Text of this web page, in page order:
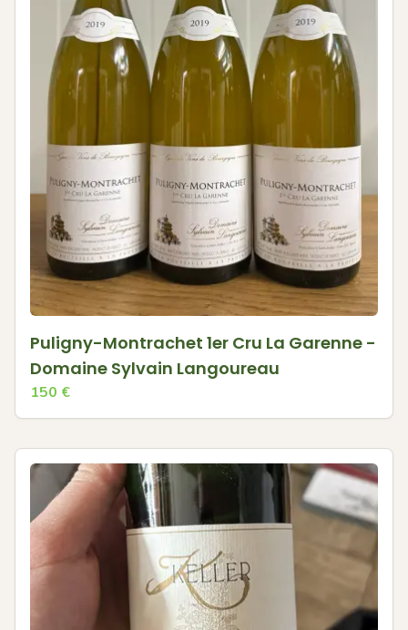
Puligny-Montrachet 1er Cru La Garenne -
Domaine Sylvain Langoureau
150 €